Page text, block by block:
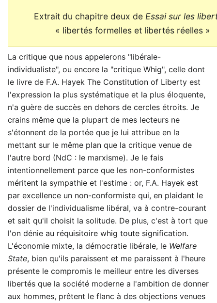
Extrait du chapitre deux de Essai sur les
« libertés formelles et libertés réelles »
La critique que nous appelerons "libérale-
individualiste", ou encore la "critique Whig", celle dont
le livre de F.A. Hayek The Constitution of Liberty est
l'expression la plus systématique et la plus éloquente,
n'a guère de succès en dehors de cercles étroits. Je
crains même que la plupart de mes lecteurs ne
s'étonnent de la portée que je lui attribue en la
mettant sur le même plan que la critique venue de
l'autre bord (NdC : le marxisme). Je le fais
intentionnellement parce que les non-conformistes
méritent la sympathie et l'estime : or, F.A. Hayek est
par excellence un non-conformiste qui, en plaidant le
dossier de l'individualisme libéral, va à contre-courant
et sait qu'il choisit la solitude. De plus, c'est à tort que
l'on dénie au réquisitoire whig toute signification.
L'économie mixte, la démocratie libérale, le Welfare
State, bien qu'ils paraissent et me paraissent à l'heure
présente le compromis le meilleur entre les diverses
libertés que la société moderne a l'ambition de donner
aux hommes, prêtent le flanc à des objections venues